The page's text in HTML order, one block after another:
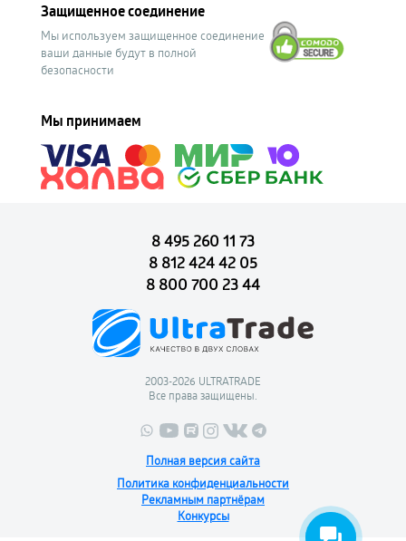
Защищенное соединение
Мы используем защищенное соединение
ваши данные будут в полной
безопасности
Мы принимаем
8 495 260 11 73
8 812 424 42 05
8 800 700 23 44
2003-2026 ULTRATRADE
Все права защищены.
Полная версия сайта
Политика конфиденциальности
Рекламным партнёрам
Конкурсы